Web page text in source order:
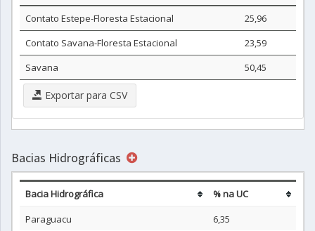
Contato Estepe-Floresta Estacional
25,96
Contato Savana-Floresta Estacional
23,59
Savana
50,45
Exportar para CSV
Bacias Hidrográficas
Bacia Hidrográfica
% na UC
Paraguacu
6,35